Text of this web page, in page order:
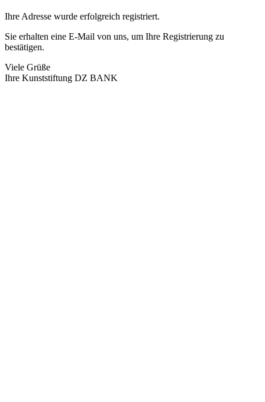
Ihre Adresse wurde erfolgreich registriert.
Sie erhalten eine E-Mail von uns, um Ihre Registrierung zu
bestätigen.
Viele Grüße
Ihre Kunststiftung DZ BANK